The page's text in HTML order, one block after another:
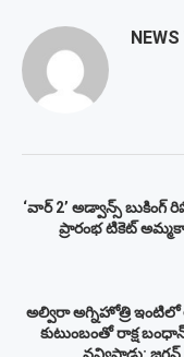
‘వార్ 2’ అడ్వాన్స్ బుకింగ్
ప్రారంభ టికెట్
అల్విరా అగ్నిహోత్రి
కుటుంబంతో రాక్ష